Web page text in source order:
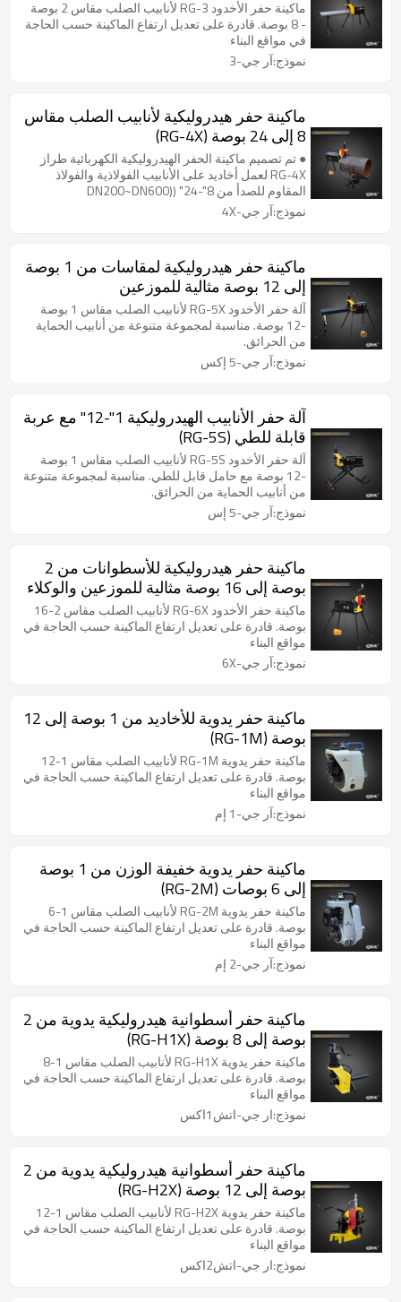
ماكينة حفر الأخدود RG-3 لأنابيب الصلب مقاس 2 بوصة
- 8 بوصة. قادرة على تعديل ارتفاع الماكينة حسب الحاجة
في مواقع البناء
نموذج:آر جي-3
ماكينة حفر هيدروليكية لأنابيب الصلب مقاس
8 إلى 24 بوصة (RG-4X)
● تم تصميم ماكينة الحفر الهيدروليكية الكهربائية طراز
RG-4X لعمل أخاديد على الأنابيب الفولاذية والفولاذ
المقاوم للصدأ من 8"-24" (DN200~DN600)
SCH10/SCH40. ● مناسبة لمختلف المهام اليومية التي
تتضمن أنابيب مكافحة الحرائق، ماكينة الحفر هذه هي
عالي الأداء المدمج في المحرك تصميمًا مضغوطًا
ومستويات ضوضاء منخفضة. ● يضمن المزيج الفريد من
مضخة التغذية الهيدروليكية ومقبض قفل عمق الأخدود
أخاديد ممتازة وكفاءة مثالية.
نموذج:آر جي-4X
ماكينة حفر هيدروليكية لمقاسات من 1 بوصة
إلى 12 بوصة مثالية للموزعين
آلة حفر الأخدود RG-5X لأنابيب الصلب مقاس 1 بوصة
-12 بوصة. مناسبة لمجموعة متنوعة من أنابيب الحماية
من الحرائق.
نموذج:آر جي-5 إكس
آلة حفر الأنابيب الهيدروليكية 1"-12" مع عربة
قابلة للطي (RG-5S)
آلة حفر الأخدود RG-5S لأنابيب الصلب مقاس 1 بوصة
-12 بوصة مع حامل قابل للطي. مناسبة لمجموعة متنوعة
من أنابيب الحماية من الحرائق.
نموذج:آر جي-5 إس
ماكينة حفر هيدروليكية للأسطوانات من 2
بوصة إلى 16 بوصة مثالية للموزعين والوكلاء
(RG-6X)
ماكينة حفر الأخدود RG-6X لأنابيب الصلب مقاس 2-16
بوصة. قادرة على تعديل ارتفاع الماكينة حسب الحاجة في
مواقع البناء
نموذج:آر جي-6X
ماكينة حفر يدوية للأخاديد من 1 بوصة إلى 12
بوصة (RG-1M)
ماكينة حفر يدوية RG-1M لأنابيب الصلب مقاس 1-12
بوصة. قادرة على تعديل ارتفاع الماكينة حسب الحاجة في
مواقع البناء
نموذج:آر جي-1 إم
ماكينة حفر يدوية خفيفة الوزن من 1 بوصة
إلى 6 بوصات (RG-2M)
ماكينة حفر يدوية RG-2M لأنابيب الصلب مقاس 1-6
بوصة. قادرة على تعديل ارتفاع الماكينة حسب الحاجة في
مواقع البناء
نموذج:آر جي-2 إم
ماكينة حفر أسطوانية هيدروليكية يدوية من 2
بوصة إلى 8 بوصة (RG-H1X)
ماكينة حفر يدوية RG-H1X لأنابيب الصلب مقاس 1-8
بوصة. قادرة على تعديل ارتفاع الماكينة حسب الحاجة في
مواقع البناء
نموذج:ار جي-اتش1اكس
ماكينة حفر أسطوانية هيدروليكية يدوية من 2
بوصة إلى 12 بوصة (RG-H2X)
ماكينة حفر يدوية RG-H2X لأنابيب الصلب مقاس 1-12
بوصة. قادرة على تعديل ارتفاع الماكينة حسب الحاجة في
مواقع البناء
نموذج:ار جي-اتش2اكس